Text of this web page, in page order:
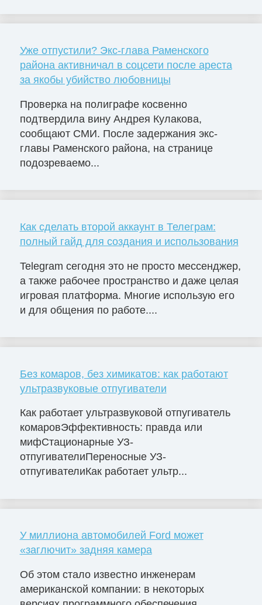
Уже отпустили? Экс-глава Раменского
района активничал в соцсети после ареста
за якобы убийство любовницы
Проверка на полиграфе косвенно
подтвердила вину Андрея Кулакова,
сообщают СМИ. После задержания экс-
главы Раменского района, на странице
подозреваемо...
Как сделать второй аккаунт в Телеграм:
полный гайд для создания и использования
Telegram сегодня это не просто мессенджер,
а также рабочее пространство и даже целая
игровая платформа. Многие использую его
и для общения по работе....
Без комаров, без химикатов: как работают
ультразвуковые отпугиватели
Как работает ультразвуковой отпугиватель
комаровЭффективность: правда или
мифСтационарные УЗ-
отпугивателиПереносные УЗ-
отпугивателиКак работает ультр...
У миллиона автомобилей Ford может
«заглючит» задняя камера
Об этом стало известно инженерам
американской компании: в некоторых